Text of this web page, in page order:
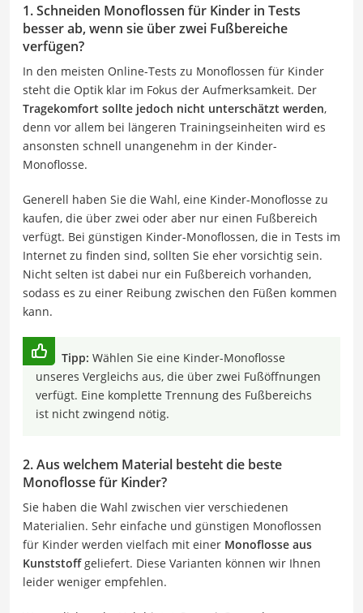
1. Schneiden Monoflossen für Kinder in Tests
besser ab, wenn sie über zwei Fußbereiche
verfügen?
In den meisten Online-Tests zu Monoflossen für Kinder
steht die Optik klar im Fokus der Aufmerksamkeit. Der
Tragekomfort sollte jedoch nicht unterschätzt werden,
denn vor allem bei längeren Trainingseinheiten wird es
ansonsten schnell unangenehm in der Kinder-
Monoflosse.
Generell haben Sie die Wahl, eine Kinder-Monoflosse zu
kaufen, die über zwei oder aber nur einen Fußbereich
verfügt. Bei günstigen Kinder-Monoflossen, die in Tests im
Internet zu finden sind, sollten Sie eher vorsichtig sein.
Nicht selten ist dabei nur ein Fußbereich vorhanden,
sodass es zu einer Reibung zwischen den Füßen kommen
kann.
Tipp: Wählen Sie eine Kinder-Monoflosse
unseres Vergleichs aus, die über zwei Fußöffnungen
verfügt. Eine komplette Trennung des Fußbereichs
ist nicht zwingend nötig.
2. Aus welchem Material besteht die beste
Monoflosse für Kinder?
Sie haben die Wahl zwischen vier verschiedenen
Materialien. Sehr einfache und günstigen Monoflossen
für Kinder werden vielfach mit einer Monoflosse aus
Kunststoffgeliefert. Diese Varianten können wir Ihnen
leider weniger empfehlen.